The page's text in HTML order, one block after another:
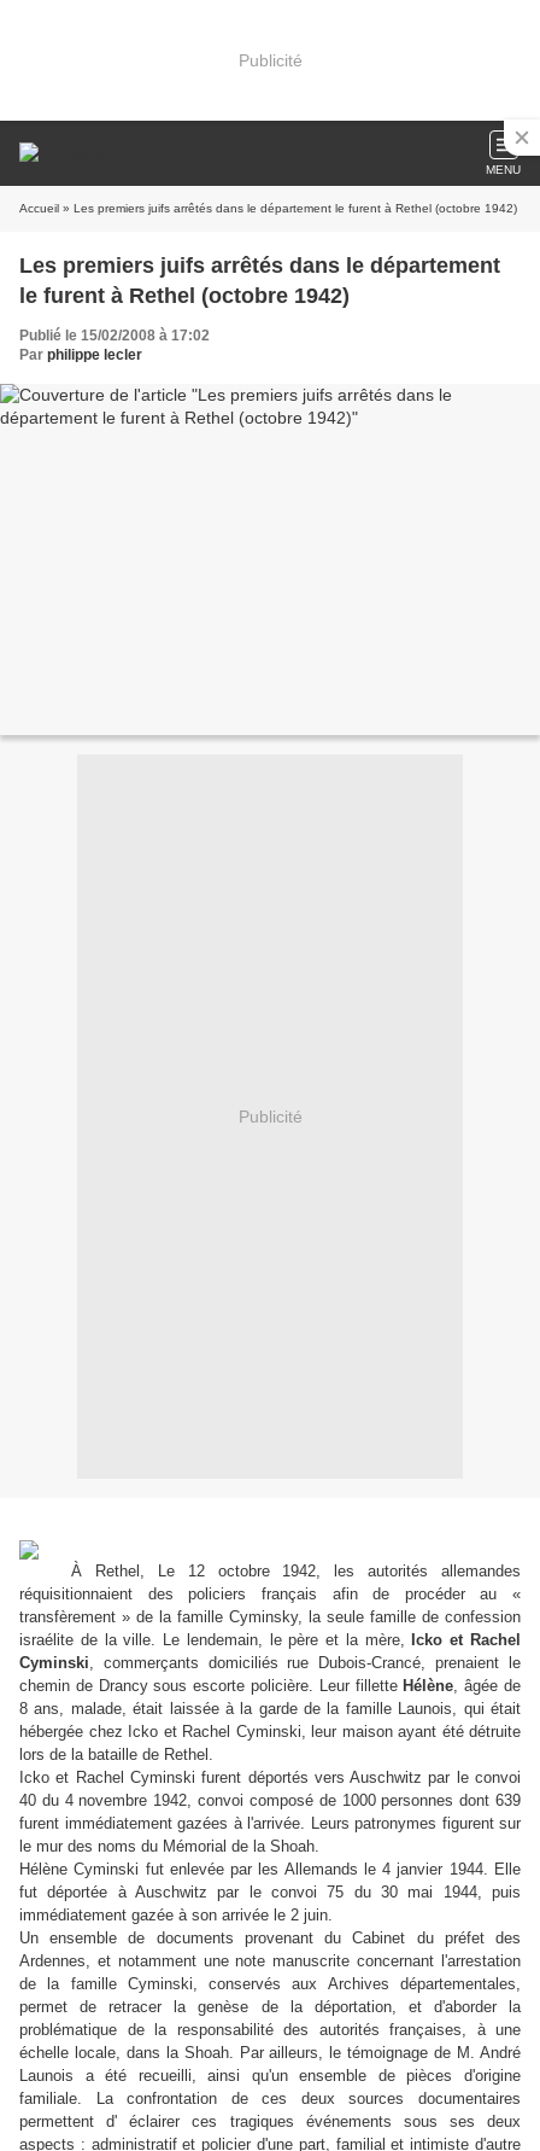
Publicité
MENU
Accueil » Les premiers juifs arrêtés dans le département le furent à Rethel (octobre 1942)
Les premiers juifs arrêtés dans le département
le furent à Rethel (octobre 1942)
Publié le 15/02/2008 à 17:02
Par philippe lecler
Publicité
À Rethel, Le 12 octobre 1942, les autorités allemandes
réquisitionnaient des policiers français afin de procéder au «
transfèrement » de la famille Cyminsky, la seule famille de confession
israélite de la ville. Le lendemain, le père et la mère,
Icko et Rachel
Cyminski, commerçants domiciliés rue Dubois-Crancé, prenaient le
chemin de Drancy sous escorte policière. Leur fillette Hélène, âgée de
8 ans, malade, était laissée à la garde de la famille Launois, qui était
hébergée chez Icko et Rachel Cyminski, leur maison ayant été détruite
lors de la bataille de Rethel.
Icko et Rachel Cyminski furent déportés vers Auschwitz par le convoi
40 du 4 novembre 1942, convoi composé de 1000 personnes dont 639
furent immédiatement gazées à l'arrivée. Leurs patronymes figurent sur
le mur des noms du Mémorial de la Shoah.
Hélène Cyminski fut enlevée par les Allemands le 4 janvier 1944. Elle
fut déportée à Auschwitz par le convoi 75 du 30 mai 1944, puis
immédiatement gazée à son arrivée le 2 juin.
Un ensemble de documents provenant du Cabinet du préfet des
Ardennes, et notamment une note manuscrite concernant l'arrestation
de la famille Cyminski, conservés aux Archives départementales,
permet de retracer la genèse de la déportation, et d'aborder la
problématique de la responsabilité des autorités françaises, à une
échelle locale, dans la Shoah. Par ailleurs, le témoignage de M. André
Launois a été recueilli, ainsi qu'un ensemble de pièces d'origine
familiale. La confrontation de ces deux sources documentaires
permettent d' éclairer ces tragiques événements sous ses deux
aspects : administratif et policier d'une part, familial et intimiste d'autre